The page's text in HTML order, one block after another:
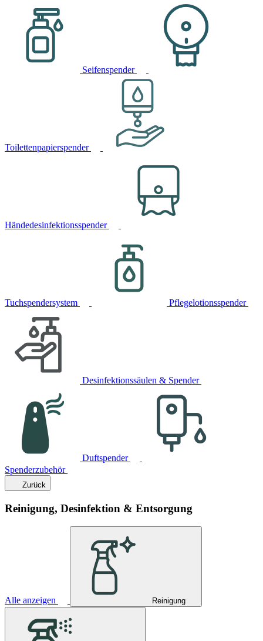
Seifenspender
Toilettenpapierspender
Händedesinfektionsspender
Tuchspendersystem Pflegelotionsspender
Desinfektionssäulen & Spender
Duftspender
Spenderzubehör
Zurück
Reinigung, Desinfektion & Entsorgung
Alle anzeigen Reinigung